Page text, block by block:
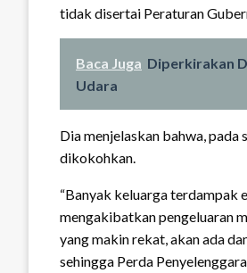
tidak disertai Peraturan
Baca Juga Diperkirakan
Udara
Dia menjelaskan bahwa, pada
dikokohkan.
“Banyak keluarga terdampak
mengakibatkan pengeluaran
yang makin rekat, akan ada
sehingga Perda